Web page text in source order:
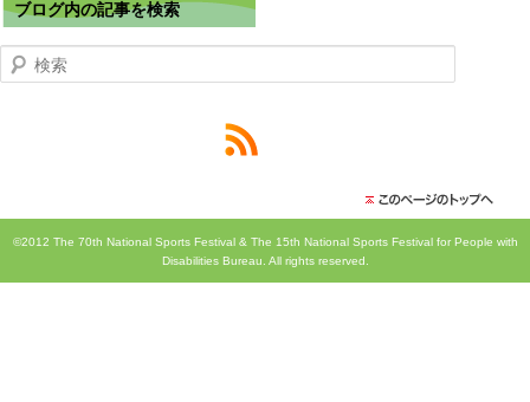
ブログ内の記事を検索
検索
©2012 The 70th National Sports Festival & The 15th National Sports Festival for People with
Disabilities Bureau. All rights reserved.